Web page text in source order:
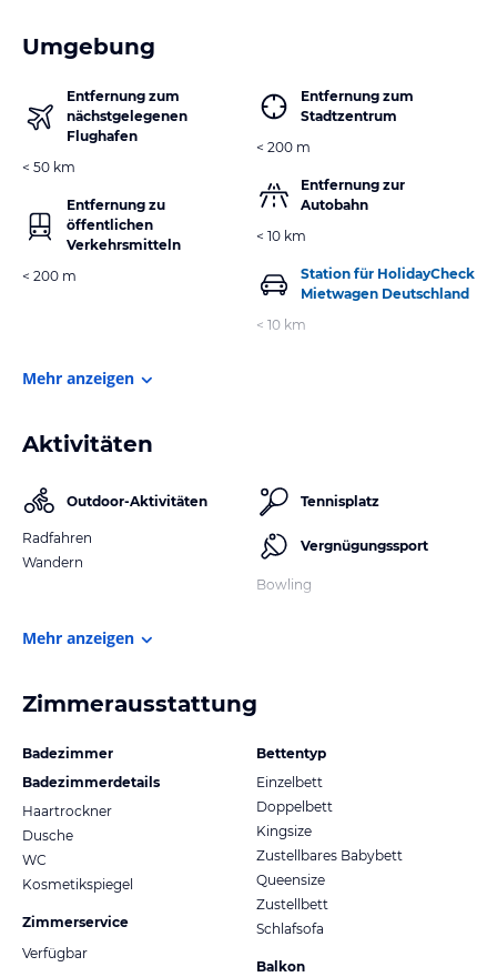
Umgebung
Entfernung zum
nächstgelegenen
Flughafen
< 50 km
Entfernung zu
öffentlichen
Verkehrsmitteln
< 200 m
Entfernung zum
Stadtzentrum
< 200 m
Entfernung zur
Autobahn
< 10 km
Station für HolidayCheck
Mietwagen Deutschland
< 10 km
Mehr anzeigen
Aktivitäten
Outdoor-Aktivitäten
Radfahren
Wandern
Tennisplatz
Vergnügungssport
Bowling
Mehr anzeigen
Zimmerausstattung
Badezimmer
Badezimmerdetails
Haartrockner
Dusche
WC
Kosmetikspiegel
Zimmerservice
Verfügbar
Bettentyp
Einzelbett
Doppelbett
Kingsize
Zustellbares Babybett
Queensize
Zustellbett
Schlafsofa
Balkon